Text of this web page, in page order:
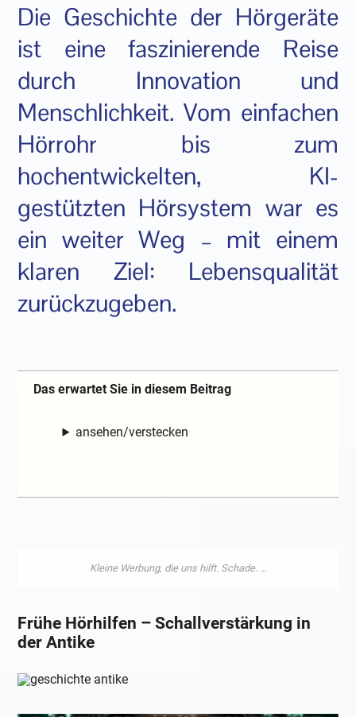
Die Geschichte der Hörgeräte
ist eine faszinierende Reise
durch Innovation und
Menschlichkeit. Vom einfachen
Hörrohr bis zum
hochentwickelten, KI-
gestützten Hörsystem war es
ein weiter Weg – mit einem
klaren Ziel: Lebensqualität
zurückzugeben.
Das erwartet Sie in diesem Beitrag
ansehen/verstecken
Frühe Hörhilfen – Schallverstärkung in
der Antike